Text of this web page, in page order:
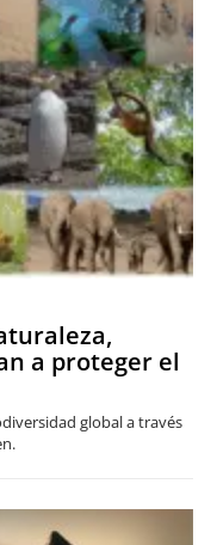
a proteger el
global a través